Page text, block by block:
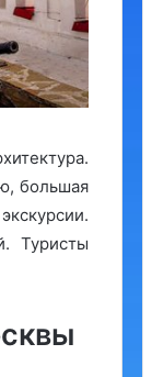
большая
Туристы